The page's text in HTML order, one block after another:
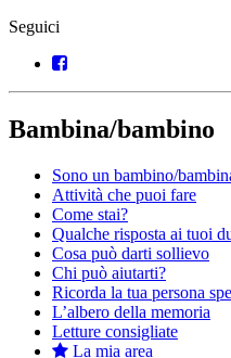
Seguici
Facebook
Bambina/bambino
Sono un bambino/
Attività che puoi fare
Come stai?
Qualche risposta ai tuoi
Cosa può darti sollievo
Chi può aiutarti?
Ricorda la tua persona
L’albero della memoria
Letture consigliate
La mia area